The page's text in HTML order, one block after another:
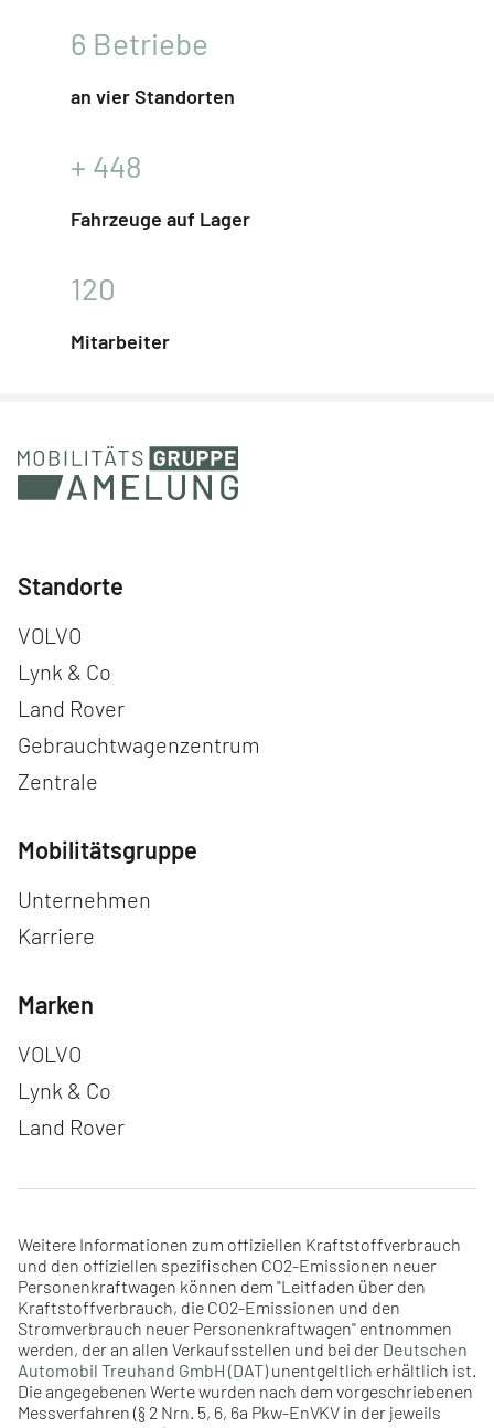
6 Betriebe
an vier Standorten
+ 448
Fahrzeuge auf Lager
120
Mitarbeiter
Standorte
Navigation überspringen
VOLVO
Lynk & Co
Land Rover
Gebrauchtwagenzentrum
Zentrale
Mobilitätsgruppe
Navigation überspringen
Unternehmen
Karriere
Marken
Navigation überspringen
VOLVO
Lynk & Co
Land Rover
Weitere Informationen zum offiziellen Kraftstoffverbrauch
und den offiziellen spezifischen CO2-Emissionen neuer
Personenkraftwagen können dem "Leitfaden über den
Kraftstoffverbrauch, die CO2-Emissionen und den
Stromverbrauch neuer Personenkraftwagen" entnommen
werden, der an allen Verkaufsstellen und bei der Deutschen
Automobil Treuhand GmbH (DAT)unentgeltlich erhältlich ist.
Die angegebenen Werte wurden nach dem vorgeschriebenen
Messverfahren (§ 2 Nrn. 5, 6, 6a Pkw-EnVKV in der jeweils